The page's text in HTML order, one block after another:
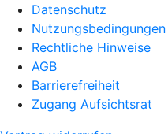
Datenschutz
Nutzungsbedingungen
Rechtliche Hinweise
AGB
Barrierefreiheit
Zugang Aufsichtsrat